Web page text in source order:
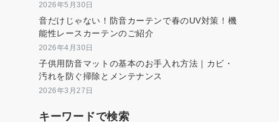
2026年5月30日
音だけじゃない！防音カーテンで春のUV対策！機
能性レースカーテンのご紹介
2026年4月30日
子供用防音マットの基本のお手入れ方法｜カビ・
汚れを防ぐ掃除とメンテナンス
2026年3月27日
キーワードで検索